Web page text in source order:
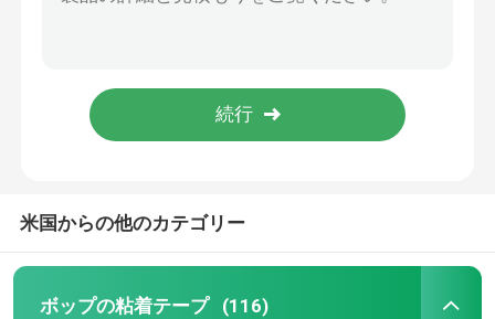
ボップテープ ジャンボ ロール
ストレッチ・フィルム ロール
米国からの他のカテゴリー
ボップの粘着テープ (116)